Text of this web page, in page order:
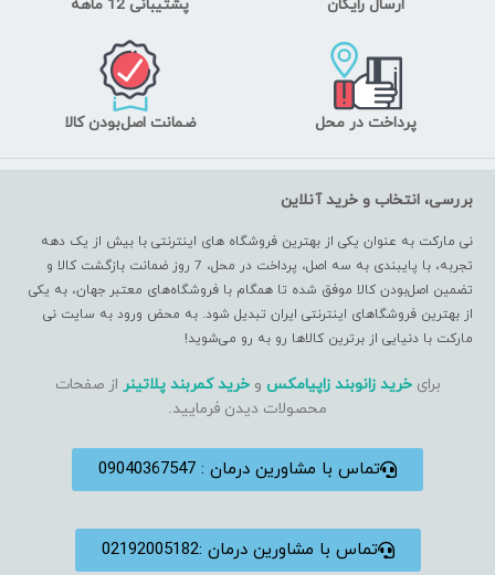
ارسال رایگان پشتیبانی 12 ماهه
پرداخت در محل ضمانت اصل‌بودن کالا
بررسی، انتخاب و خرید آنلاین
نی مارکت به عنوان یکی از بهترین فروشگاه های اینترنتی با بیش از یک دهه
تجربه، با پایبندی به سه اصل، پرداخت در محل، 7 روز ضمانت بازگشت کالا و
تضمین اصل‌بودن کالا موفق شده تا همگام با فروشگاه‌های معتبر جهان، به یکی
از بهترین فروشگاهای اینترنتی ایران تبدیل شود. به محض ورود به سایت نی
مارکت با دنیایی از برترین کالاها رو به رو می‌شوید!
برایخرید زانوبند زاپیامکس وخرید کمربند پلاتینر از صفحات
محصولات دیدن فرمایید.
تماس با مشاورین درمان : 09040367547
تماس با مشاورین درمان :02192005182